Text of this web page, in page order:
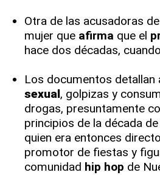
Otra de las acusadoras
mujer que afirma que el
hace dos décadas,
Los documentos detallan
sexual, golpizas y
drogas, presuntamente
principios de la década
quien era entonces
promotor de fiestas y
comunidad hip hop de